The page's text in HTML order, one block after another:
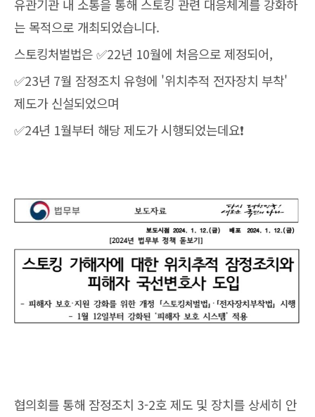
유관기관 내 소통을 통해 스토킹 관련 대응체계를 강화하
는 목적으로 개최되었습니다.
스토킹처벌법은 ✅22년 10월에 처음으로 제정되어,
✅23년 7월 잠정조치 유형에 '위치추적 전자장치 부착'
제도가 신설되었으며
✅24년 1월부터 해당 제도가 시행되었는데요❗️
협의회를 통해 잠정조치 3-2호 제도 및 장치를 상세히 안